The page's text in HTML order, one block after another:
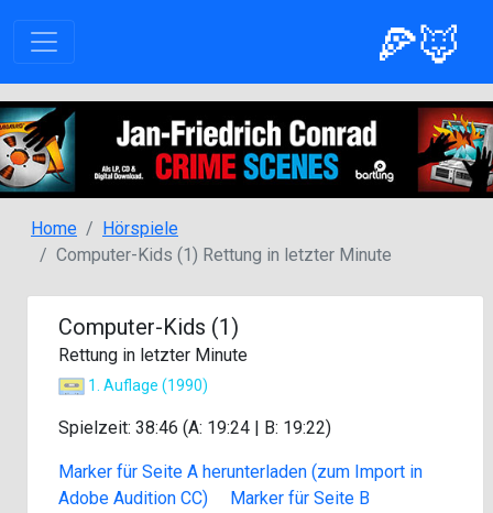
🍕🦊
Home
Hörspiele
Computer-Kids (1) Rettung in letzter Minute
Computer-Kids (1)
Rettung in letzter Minute
1. Auflage (1990)
Spielzeit: 38:46 (A: 19:24 | B: 19:22)
Marker für Seite A herunterladen (zum Import in
Adobe Audition CC)
Marker für Seite B